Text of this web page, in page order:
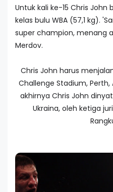
Untuk kali ke-15 Chris
kelas bulu WBA (57,1 kg).
super champion, menang
Merdov.
Chris John harus
Challenge Stadium, Perth,
akhirnya Chris John
Ukraina, oleh ketiga juri